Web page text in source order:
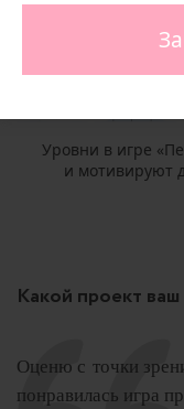
Уровни в игре
и мотивируют
Какой проект
Оценю с точки
понравилась игра